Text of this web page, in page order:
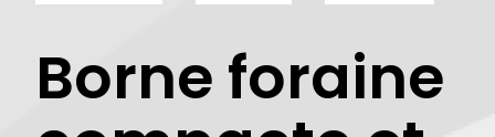
Borne foraine